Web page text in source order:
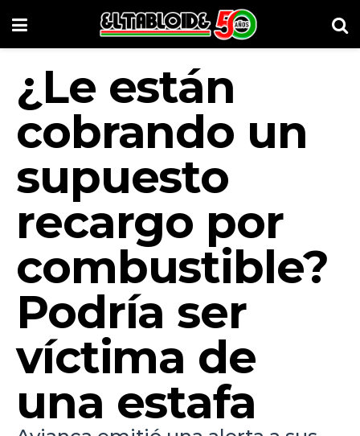
¿Le están
cobrando un
supuesto
recargo por
combustible?
Podría ser
víctima de
una estafa